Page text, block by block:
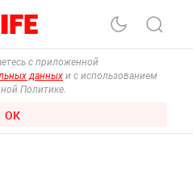
с приложенной
данных и с использованием
Политике.
ОК